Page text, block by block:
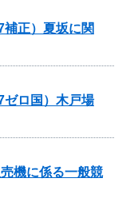
補正）夏坂に関
ゼロ国）木戸場
機に係る一般競